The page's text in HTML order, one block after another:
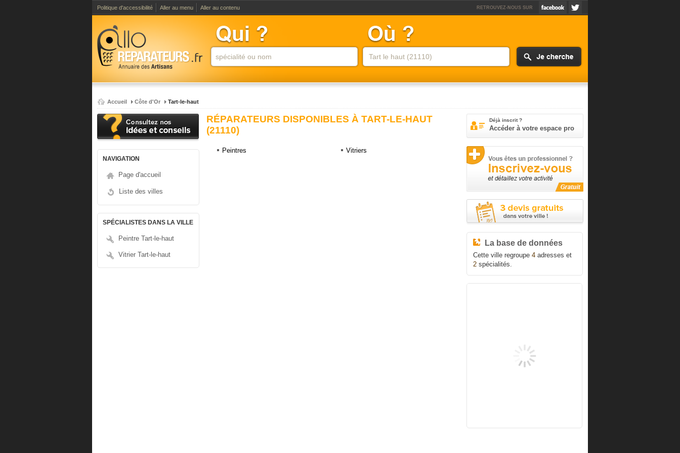
Politique d'accessibilité Aller au menu Aller au contenu RETROUVEZ-NOUS SUR
Accueil Côte d'Or Tart-le-haut
NAVIGATION
Page d'accueil
Liste des villes
SPÉCIALISTES DANS LA VILLE
Peintre Tart-le-haut
Vitrier Tart-le-haut
RÉPARATEURS DISPONIBLES À TART-LE-HAUT
(21110)
Peintres Vitriers
Déjà inscrit ?
Accéder à votre espace pro
La base de données
Cette ville regroupe 4adresses et
2spécialités.